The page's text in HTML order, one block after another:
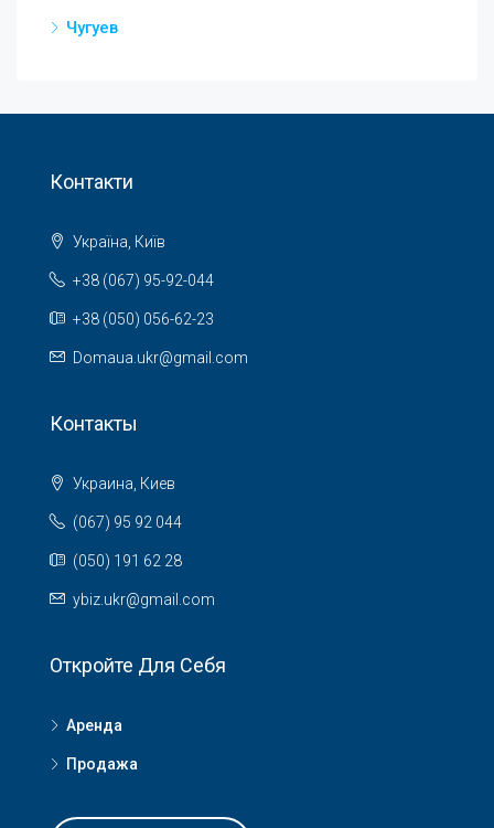
Чугуев
Контакти
Україна, Київ
+38 (067) 95-92-044
+38 (050) 056-62-23
Domaua.ukr@gmail.com
Контакты
Украина, Киев
(067) 95 92 044
(050) 191 62 28
ybiz.ukr@gmail.com
Откройте Для Себя
Аренда
Продажа